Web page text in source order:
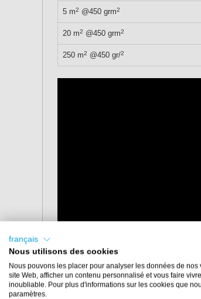
5 m2 @450 grm2
20 m2 @450 grm2
250 m2 @450 gr/2
français
Nous utilisons des cookies
Nous pouvons les placer pour analyser les données de nos
site Web, afficher un contenu personnalisé et vous faire
inoubliable. Pour plus d'informations sur les cookies que
paramètres.